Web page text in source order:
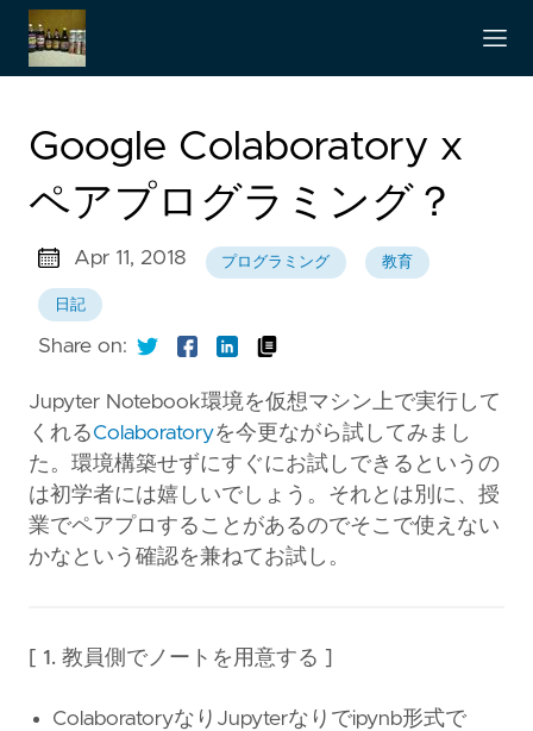
Google Colaboratory x
ペアプログラミング？
Apr 11, 2018 プログラミング 教育
日記
Share on:
Jupyter Notebook環境を仮想マシン上で実行して
くれるColaboratoryを今更ながら試してみまし
た。環境構築せずにすぐにお試しできるというの
は初学者には嬉しいでしょう。それとは別に、授
業でペアプロすることがあるのでそこで使えない
かなという確認を兼ねてお試し。
[ 1. 教員側でノートを用意する ]
ColaboratoryなりJupyterなりでipynb形式で